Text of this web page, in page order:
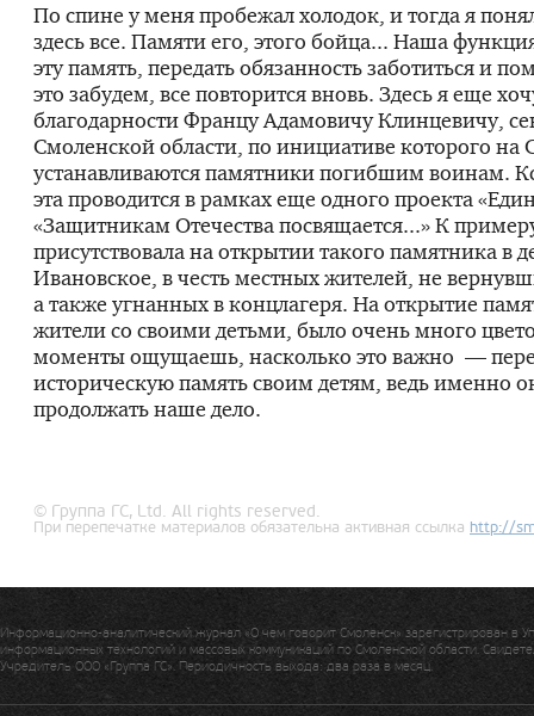
По спине у меня пробежал холодок, и тогда я
здесь все. Памяти его, этого бойца... Наша
эту память, передать обязанность заботиться и
это забудем, все повторится вновь. Здесь я еще
благодарности Францу Адамовичу Клинцевичу,
Смоленской области, по инициативе которого
устанавливаются памятники погибшим воинам.
эта проводится в рамках еще одного проекта
«Защитникам Отечества посвящается...» К
присутствовала на открытии такого памятника в
Ивановское, в честь местных жителей, не
а также угнанных в конц­лагеря. На открытие
жители со своими детьми, было очень много
моменты ощущаешь, насколько это важно —
историческую память своим детям, ведь именно
продолжать наше дело.
© Группа ГС, Ltd. All rights reserved.
При перепечатке материалов обязательна активная ссылка http://
Информационно-аналитический журнал «О чем говорит Смоленск» зарегистрирован в
информационных технологий и массовых коммуникаций по Смоленской области.
Учредитель ООО «Группа ГС». Периодичность выхода: два раза в месяц.